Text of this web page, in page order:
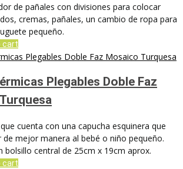
de pañales con divisiones para colocar
cremas, pañales, un cambio de ropa para
pequeño.
cart
Plegables Doble Faz
cuenta con una capucha esquinera que
de mejor manera al bebé o niño pequeño.
bolsillo central de 25cm x 19cm aprox.
cart